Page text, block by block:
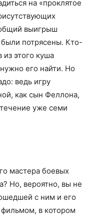
на «проклятое
общий выигрыш
потрясены. Кто-
из этого куша
его найти. Но
ведь игру
как сын Феллона,
уже семи
мастера боевых
Но, вероятно, вы не
с ним и его
в котором